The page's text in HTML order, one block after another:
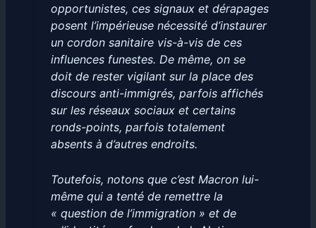
opportunistes, ces signaux et dérapages
posent l’impérieuse nécessité d’instaurer
un cordon sanitaire vis-à-vis de ces
influences funestes. De même, on se
doit de rester vigilant sur la place des
discours anti-immigrés, parfois affichés
sur les réseaux sociaux et certains
ronds-points, parfois totalement
absents à d’autres endroits.
Toutefois, notons que c’est Macron lui-
même qui a tenté de remettre la
« question de l’immigration » et de